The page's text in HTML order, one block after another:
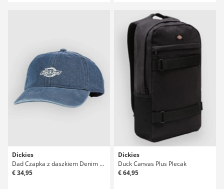
Dickies
Dad Czapka z daszkiem Denim Czapka z daszkiem
€ 34,95
Dickies
Duck Canvas Plus Plecak
€ 64,95